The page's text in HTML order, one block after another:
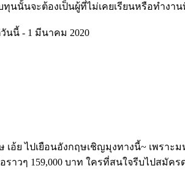
องเป็นผู้ที่ไม่เคยเรียนหรือทำงานที่ม
- 1 มีนาคม 2020
เยือนอังกฤษเชิญมุงทางนี้~ เพราะมหา
าวๆ 159,000 บาท ใครที่สนใจรีบไปสมัคร